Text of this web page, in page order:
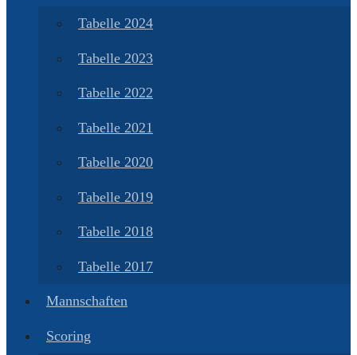
Tabelle 2024
Tabelle 2023
Tabelle 2022
Tabelle 2021
Tabelle 2020
Tabelle 2019
Tabelle 2018
Tabelle 2017
Mannschaften
Scoring